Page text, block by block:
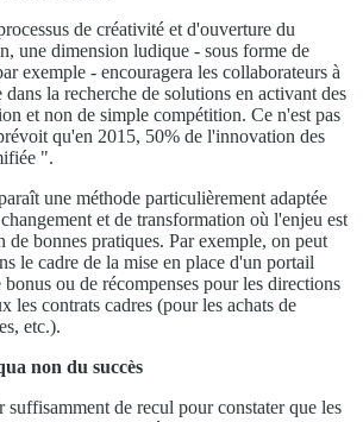
de créativité et d'ouverture du
une dimension ludique - sous forme de
exemple - encouragera les collaborateurs à
la recherche de solutions en activant des
et non de simple compétition. Ce n'est pas
qu'en 2015, 50% de l'innovation des
".
une méthode particulièrement adaptée
et de transformation où l'enjeu est
de bonnes pratiques. Par exemple, on peut
le cadre de la mise en place d'un portail
bonus ou de récompenses pour les directions
les contrats cadres (pour les achats de
etc.).
non du succès
suffisamment de recul pour constater que les